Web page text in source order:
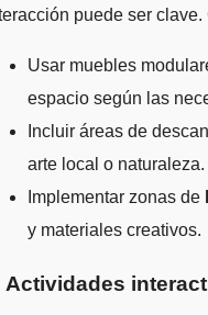
puede ser
Usar muebles
espacio según las
Incluir áreas de
arte local o naturaleza.
Implementar zonas de
y materiales creativos.
Actividades